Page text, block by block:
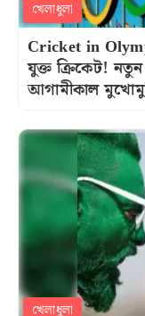
খেলাধুলা
Cricket in
যুক্ত ক্রিকেট!
আগামীকাল
খেলাধুলা